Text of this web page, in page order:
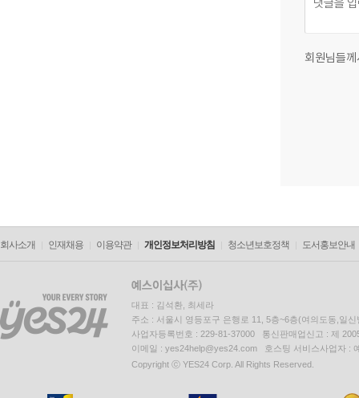
회원님들
회사소개 인재채용 이용약관 개인정보처리방침 청소년보호정책 도서홍보안내
대표 : 김석환, 최세라
주소 : 서울시 영등포구 은행로 11, 5층~6층(여의도동,일신
사업자등록번호 : 229-81-37000 통신판매업신고 : 제
이메일 : yes24help@yes24.com 호스팅 서비스사업자 :
Copyright ⓒ YES24 Corp. All Rights Reserved.